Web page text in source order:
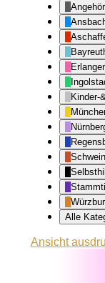
Kinder-
Alle
Ansicht